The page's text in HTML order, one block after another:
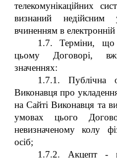
телекомунікаційних
визнаний
вчиненням в
1.7. Терміни, що
цьому Договорі,
значеннях:
1.7.1. Публічна
Виконавця про
на Сайті Виконавця та
умовах цього
невизначеному колу
осіб;
1.7.2. Акцепт -